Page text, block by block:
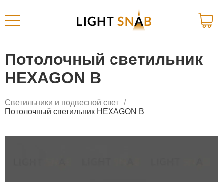
Потолочный светильник
HEXAGON B
Светильники и подвесной свет
Потолочный светильник HEXAGON B